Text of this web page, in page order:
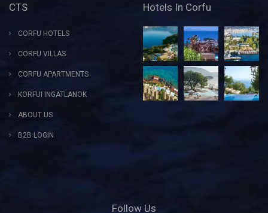
CTS
CORFU HOTELS
CORFU VILLAS
CORFU APARTMENTS
KORFUI INGATLANOK
ABOUT US
B2B LOGIN
Hotels In Corfu
Follow Us